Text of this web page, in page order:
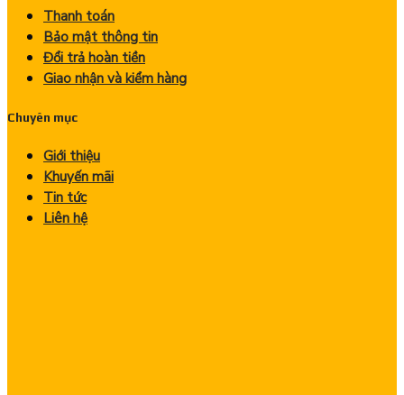
Thanh toán
Bảo mật thông tin
Đổi trả hoàn tiền
Giao nhận và kiểm hàng
Chuyên mục
Giới thiệu
Khuyến mãi
Tin tức
Liên hệ